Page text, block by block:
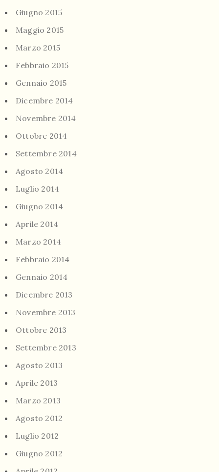
Giugno 2015
Maggio 2015
Marzo 2015
Febbraio 2015
Gennaio 2015
Dicembre 2014
Novembre 2014
Ottobre 2014
Settembre 2014
Agosto 2014
Luglio 2014
Giugno 2014
Aprile 2014
Marzo 2014
Febbraio 2014
Gennaio 2014
Dicembre 2013
Novembre 2013
Ottobre 2013
Settembre 2013
Agosto 2013
Aprile 2013
Marzo 2013
Agosto 2012
Luglio 2012
Giugno 2012